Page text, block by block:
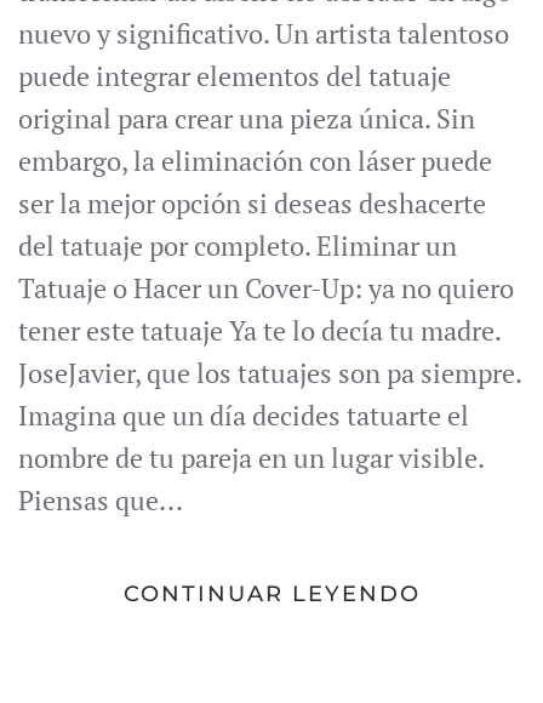
nuevo y significativo. Un artista talentoso
puede integrar elementos del tatuaje
original para crear una pieza única. Sin
embargo, la eliminación con láser puede
ser la mejor opción si deseas deshacerte
del tatuaje por completo. Eliminar un
Tatuaje o Hacer un Cover-Up: ya no quiero
tener este tatuaje Ya te lo decía tu madre.
JoseJavier, que los tatuajes son pa siempre.
Imagina que un día decides tatuarte el
nombre de tu pareja en un lugar visible.
Piensas que...
CONTINUAR LEYENDO